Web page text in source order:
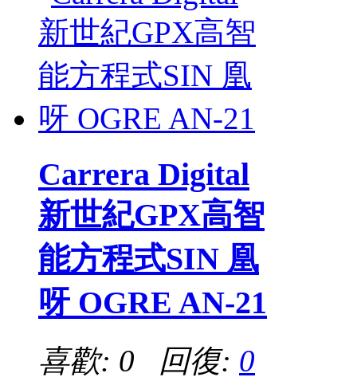
Carrera Digital
新世紀GPX高智
能方程式SIN 凰
呀 OGRE AN-21
喜歡: 0 回復: 0